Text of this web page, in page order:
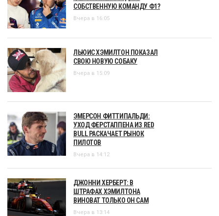
СОБСТВЕННУЮ КОМАНДУ Ф1?
Вчера в 16:05
ЛЬЮИС ХЭМИЛТОН ПОКАЗАЛ
СВОЮ НОВУЮ СОБАКУ
Вчера в 15:09
ЭМЕРСОН ФИТТИПАЛЬДИ:
УХОД ФЕРСТАППЕНА ИЗ RED
BULL РАСКАЧАЕТ РЫНОК
ПИЛОТОВ
Вчера в 14:12
ДЖОННИ ХЕРБЕРТ: В
ШТРАФАХ ХЭМИЛТОНА
ВИНОВАТ ТОЛЬКО ОН САМ
Вчера в 13:14